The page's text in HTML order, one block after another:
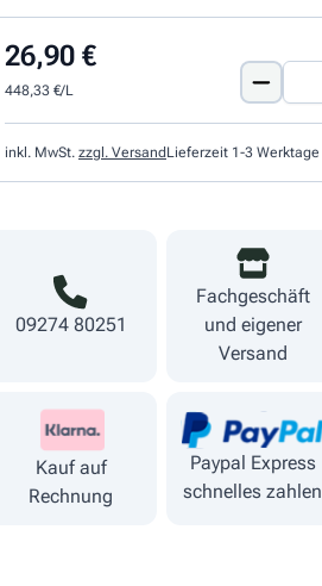
26,90 €
448,33 €/L
Menge
inkl. MwSt. zzgl. Versand Lieferzeit 1-3 Werktage
09274 80251
Fachgeschäft
und eigener
Versand
Kauf auf
Rechnung
Paypal Express
schnelles zahlen